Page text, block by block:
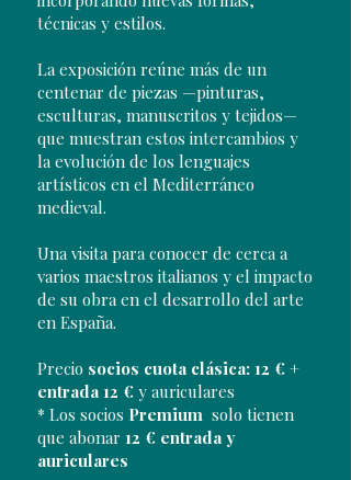
técnicas y estilos.
La exposición reúne más de un
centenar de piezas —pinturas,
esculturas, manuscritos y tejidos—
que muestran estos intercambios y
la evolución de los lenguajes
artísticos en el Mediterráneo
medieval.
Una visita para conocer de cerca a
varios maestros italianos y el impacto
de su obra en el desarrollo del arte
en España.
Precio socios cuota clásica: 12 € +
entrada 12 € y auriculares
* Los socios Premium solo tienen
que abonar 12 € entrada y
auriculares